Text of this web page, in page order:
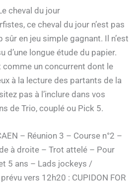
cheval du jour
ce cheval du jour n’est pas
sûr en jeu simple gagnant. Il n’est
d’une longue étude du papier.
comme un concurrent dont le
à la lecture des partants de la
pas à l’inclure dans vos
de Trio, couplé ou Pick 5.
– Réunion 3 – Course n°2 –
à droite – Trot attelé – Pour
5 ans – Lads jockeys /
vers 12h20 : CUPIDON FOR